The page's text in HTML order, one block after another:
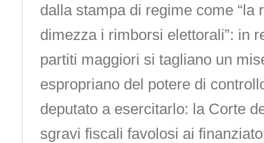
dalla stampa di regime come “la
dimezza i rimborsi elettorali”: in
partiti maggiori si tagliano un
espropriano del potere di
deputato a esercitarlo: la Corte
sgravi fiscali favolosi ai